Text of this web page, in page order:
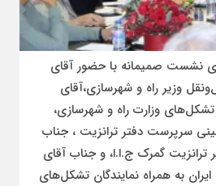
نشست صمیمانه با حضور آقای
وزیر راه و شهرسازی،آقای
وزارت راه و شهرسازی،
سرپرست دفتر ترانزیت ، جناب
ترانزیت گمرک ج.ا.ا، و جناب آقای
ایران به همراه نمایندگان تشکل‌های